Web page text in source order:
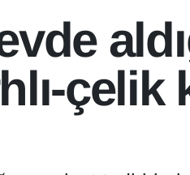
%-0.15
çelik